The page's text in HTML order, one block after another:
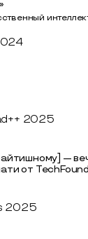
2025
—
от
2025